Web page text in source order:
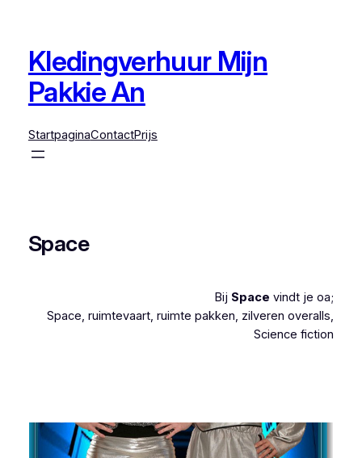
inhoudKledingverhuur Mijn
Pakkie An
StartpaginaContactPrijs
Space
Bij Space vindt je oa;
Space, ruimtevaart, ruimte pakken, zilveren overalls,
Science fiction